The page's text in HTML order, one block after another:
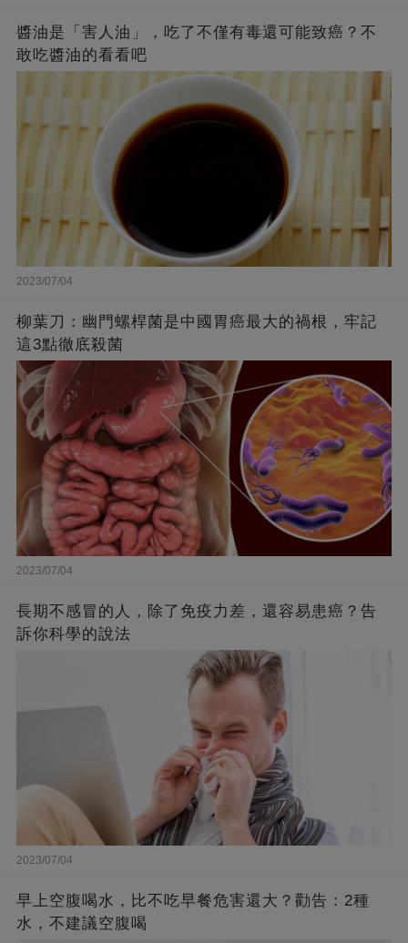
醬油是「害人油」，吃了不僅有毒還可能致癌？不
敢吃醬油的看看吧
2023/07/04
柳葉刀：幽門螺桿菌是中國胃癌最大的禍根，牢記
這3點徹底殺菌
2023/07/04
長期不感冒的人，除了免疫力差，還容易患癌？告
訴你科學的說法
2023/07/04
早上空腹喝水，比不吃早餐危害還大？勸告：2種
水，不建議空腹喝